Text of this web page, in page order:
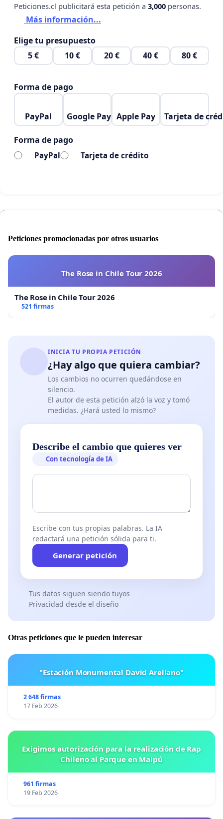
seguridad ciudadana. Los vecinos no pueden
seguir viviendo con miedo en su propio barrio.
Peticiones.cl publicitará esta petición a 3,000 personas.
Más información...
Elige tu presupuesto
5 €
10 € 20 € 40 € 80 €
Forma de pago
PayPal Google Pay Apple Pay Tarjeta de
Forma de pago
PayPal Tarjeta de crédito
Peticiones promocionadas por otros usuarios
The Rose in Chile Tour 2026
The Rose in Chile Tour 2026
521 firmas
INICIA TU PROPIA PETICIÓN
¿Hay algo que quiera cambiar?
Los cambios no ocurren quedándose en
silencio.
El autor de esta petición alzó la voz y tomó
medidas. ¿Hará usted lo mismo?
Describe el cambio que quieres ver
Con tecnología de IA
Escribe con tus propias palabras. La IA
redactará una petición sólida para ti.
Generar petición
Tus datos siguen siendo tuyos
Privacidad desde el diseño
Otras peticiones que le pueden interesar
"Estación Monumental David Arellano"
2 648 firmas
17 Feb 2026
Exigimos autorización para la realización de Rap
Chileno al Parque en Maipú
961 firmas
19 Feb 2026